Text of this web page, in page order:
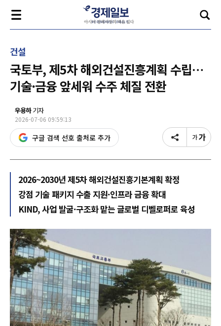
건설
국토부, 제5차 해외건설진흥계획 수립…
기술·금융 앞세워 수주 체질 전환
우용하기자
2026-07-06 09:59:13
구글 검색 선호 출처로 추가
2026~2030년 제5차 해외건설진흥기본계획 확정
강점 기술 패키지 수출 지원·인프라 금융 확대
KIND, 사업 발굴·구조화 맡는 글로벌 디벨로퍼로 육성